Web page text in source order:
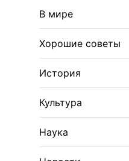
В мире
Хорошие советы
История
Культура
Наука